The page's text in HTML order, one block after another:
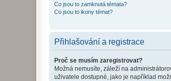
Co jsou to zamknutá témata?
Co jsou to ikony témat?
Přihlašování a registrace
Proč se musím zaregistrovat?
Možná nemusíte, záleží na
uživatele dostupné, jako je například